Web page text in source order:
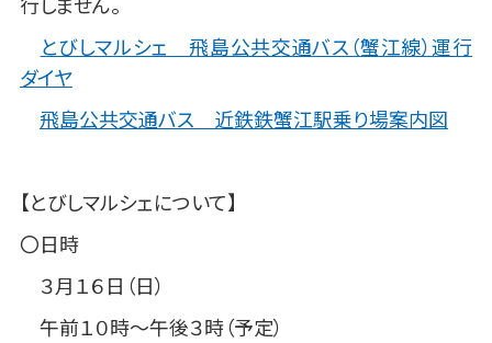
とびしマルシェ 飛島公共交通バス（蟹江線）運行
ダイヤ
飛島公共交通バス 近鉄鉄蟹江駅乗り場案内図
【とびしマルシェについて】
〇日時
３月１６日（日）
午前１０時～午後３時（予定）